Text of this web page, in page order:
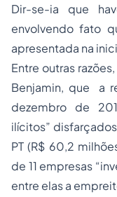
Dir-se-ia que
envolvendo fato
apresentada na
Entre outras
Benjamin, que a
dezembro de
ilícitos”
PT (R$ 60,2
de 11 empresas
entre elas a